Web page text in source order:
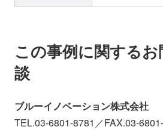
この事例に関する
談
ブルーイノベーション株式会社
TEL.03-6801-8781／FAX.03-